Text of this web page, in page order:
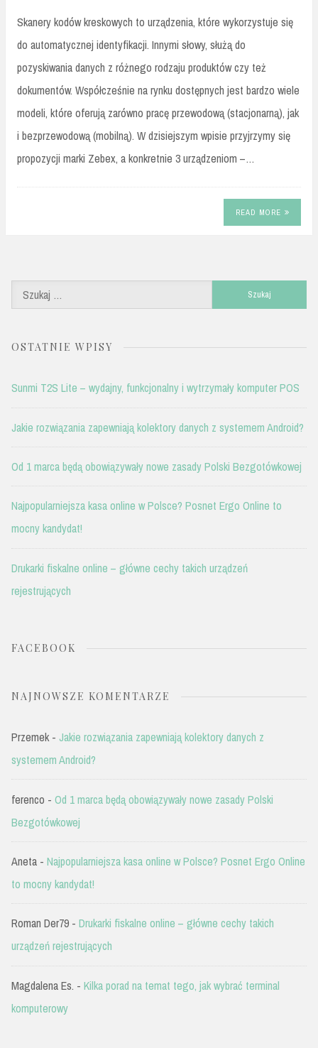
Skanery kodów kreskowych to urządzenia, które wykorzystuje się
do automatycznej identyfikacji. Innymi słowy, służą do
pozyskiwania danych z różnego rodzaju produktów czy też
dokumentów. Współcześnie na rynku dostępnych jest bardzo wiele
modeli, które oferują zarówno pracę przewodową (stacjonarną), jak
i bezprzewodową (mobilną). W dzisiejszym wpisie przyjrzymy się
propozycji marki Zebex, a konkretnie 3 urządzeniom –…
READ MORE
OSTATNIE WPISY
Sunmi T2S Lite – wydajny, funkcjonalny i wytrzymały komputer POS
Jakie rozwiązania zapewniają kolektory danych z systemem Android?
Od 1 marca będą obowiązywały nowe zasady Polski Bezgotówkowej
Najpopularniejsza kasa online w Polsce? Posnet Ergo Online to
mocny kandydat!
Drukarki fiskalne online – główne cechy takich urządzeń
rejestrujących
FACEBOOK
NAJNOWSZE KOMENTARZE
Przemek- Jakie rozwiązania zapewniają kolektory danych z
systemem Android?
ferenco - Od 1 marca będą obowiązywały nowe zasady Polski
Bezgotówkowej
Aneta - Najpopularniejsza kasa online w Polsce? Posnet Ergo Online
to mocny kandydat!
Roman Der79 - Drukarki fiskalne online – główne cechy takich
urządzeń rejestrujących
Magdalena Es. - Kilka porad na temat tego, jak wybrać terminal
komputerowy